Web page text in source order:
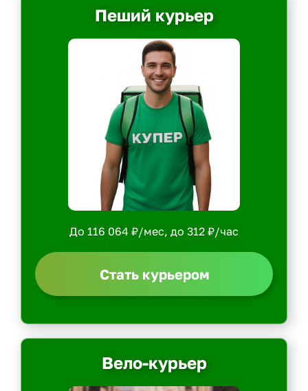
Пеший курьер
До 116 064 ₽/мес, до 312 ₽/час
Стать курьером
Вело-курьер